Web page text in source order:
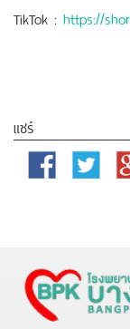
TikTok : https://
แชร์
Facebook Twitter